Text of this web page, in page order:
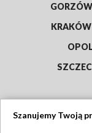
KRAKÓW
Szanujemy Twoją